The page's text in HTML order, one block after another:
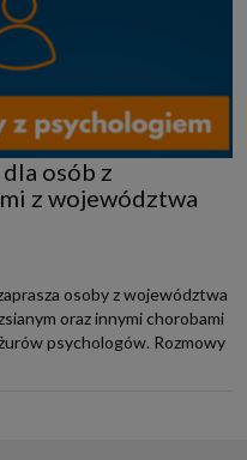
osób z
z województwa
osoby z województwa
oraz innymi chorobami
psychologów. Rozmowy